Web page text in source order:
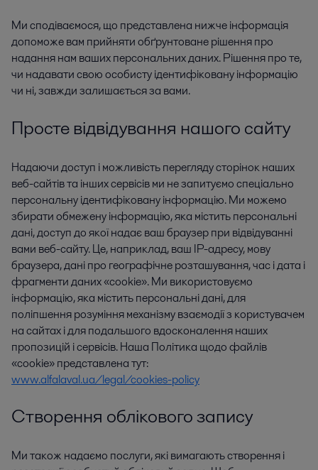
Ми сподіваємося, що представлена нижче інформація
допоможе вам прийняти обґрунтоване рішення про
надання нам ваших персональних даних. Рішення про те,
чи надавати свою особисту ідентифіковану інформацію
чи ні, завжди залишається за вами.
Просте відвідування нашого сайту
Надаючи доступ і можливість перегляду сторінок наших
веб-сайтів та інших сервісів ми не запитуємо спеціально
персональну ідентифіковану інформацію. Ми можемо
збирати обмежену інформацію, яка містить персональні
дані, доступ до якої надає ваш браузер при відвідуванні
вами веб-сайту. Це, наприклад, ваш IP-адресу, мову
браузера, дані про географічне розташування, час і дата і
фрагменти даних «cookie». Ми використовуємо
інформацію, яка містить персональні дані, для
поліпшення розуміння механізму взаємодії з користувачем
на сайтах і для подальшого вдосконалення наших
пропозицій і сервісів. Наша Політика щодо файлів
«cookie» представлена ​​тут:
www.alfalaval.ua/legal/cookies-policy
Створення облікового запису
Ми також надаємо послуги, які вимагають створення і